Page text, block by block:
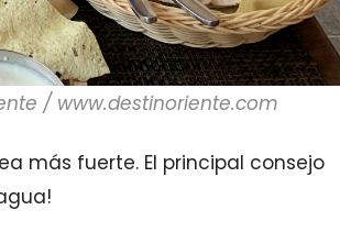
/ www.destinoriente.com
más fuerte. El principal consejo